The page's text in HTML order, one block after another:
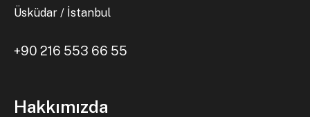
Üsküdar / İstanbul
+90 216 553 66 55
Hakkımızda